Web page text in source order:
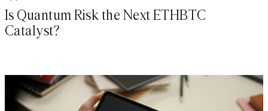
Is Quantum Risk the Next ETHBTC
Catalyst?